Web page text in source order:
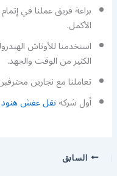
براعة فريق عملنا في
الأكمل.
استخدمنا للأوناش
الكثير من الوقت والجهد.
تعاملنا مع نجارين
أول شركةنقل عفش هنود
السابق